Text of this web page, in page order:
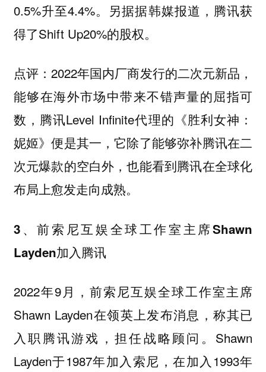
0.5%升至4.4%。另据据韩媒报道，腾讯获
得了Shift Up20%的股权。
点评：2022年国内厂商发行的二次元新品，
能够在海外市场中带来不错声量的屈指可
数，腾讯Level Infinite代理的《胜利女神：
妮姬》便是其一，它除了能够弥补腾讯在二
次元爆款的空白外，也能看到腾讯在全球化
布局上愈发走向成熟。
3、前索尼互娱全球工作室主席Shawn
Layden加入腾讯
2022年9月，前索尼互娱全球工作室主席
Shawn Layden在领英上发布消息，称其已
入职腾讯游戏，担任战略顾问。Shawn
Layden于1987年加入索尼，在加入1993年